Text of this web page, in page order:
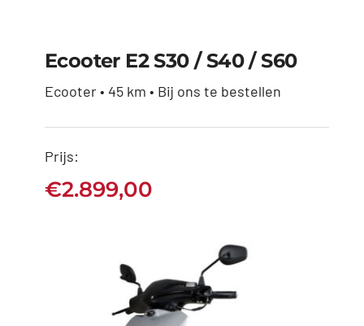
Ecooter E2 S30 / S40 /
Ecooter E2 S30 / S40 / S60
Ecooter • 45 km • Bij ons te bestellen
Prijs:
€2.899,00